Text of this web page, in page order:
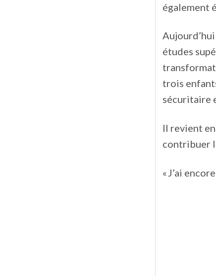
également
études
trois
sécuritaire
Il revient
contribuer
« J’ai